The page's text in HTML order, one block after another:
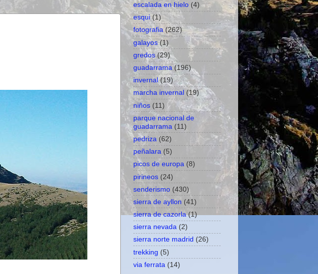
escalada en hielo (4)
esqui (1)
fotografia (262)
galayos (1)
gredos (29)
guadarrama (196)
invernal (19)
marcha invernal (19)
niños (11)
parque nacional de
guadarrama (11)
pedriza (62)
peñalara (5)
picos de europa (8)
pirineos (24)
senderismo (430)
sierra de ayllon (41)
sierra de cazorla (1)
sierra nevada (2)
sierra norte madrid (26)
trekking (5)
via ferrata (14)